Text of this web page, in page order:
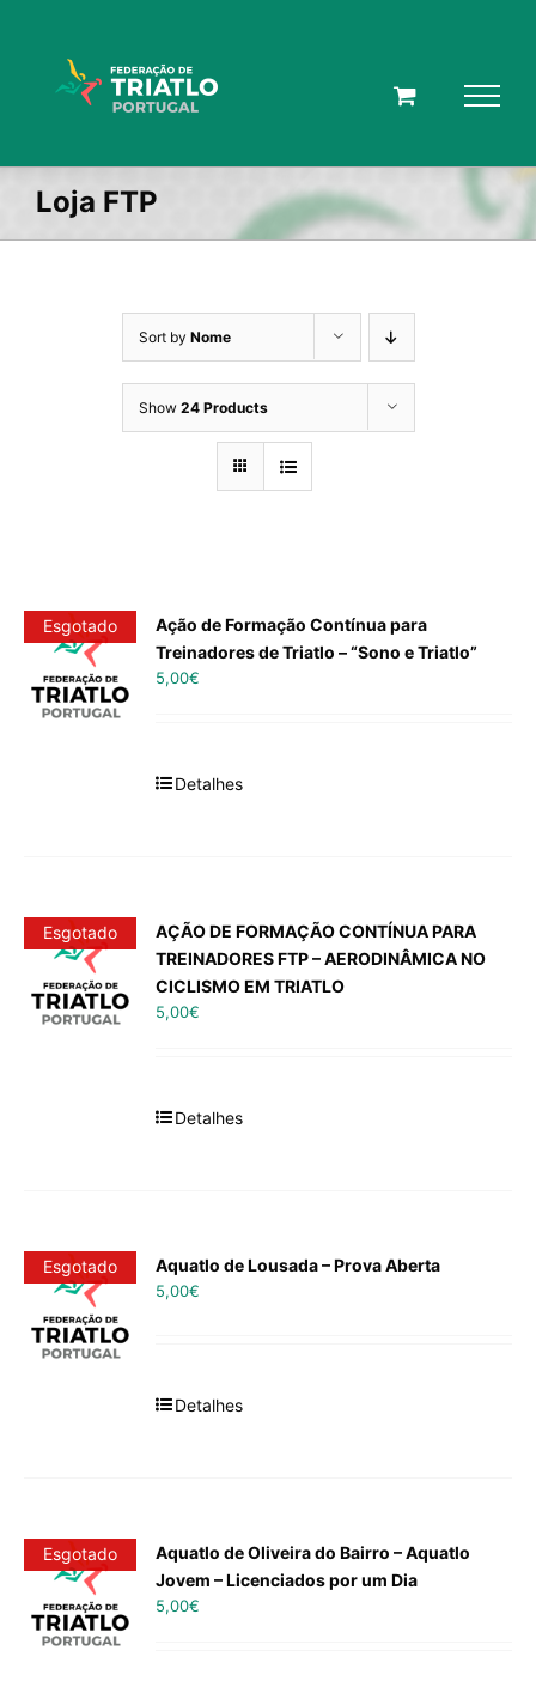
Loja FTP
Sort by Nome
Show 24 Products
Esgotado
Ação de Formação Contínua para
Treinadores de Triatlo – “Sono e Triatlo”
5,00€
Detalhes
Esgotado
AÇÃO DE FORMAÇÃO CONTÍNUA PARA
TREINADORES FTP – AERODINÂMICA NO
CICLISMO EM TRIATLO
5,00€
Detalhes
Esgotado Aquatlo de Lousada – Prova Aberta
5,00€
Detalhes
Esgotado
Aquatlo de Oliveira do Bairro – Aquatlo
Jovem – Licenciados por um Dia
5,00€